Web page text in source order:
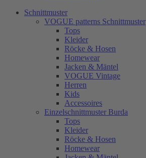
Schnittmuster
VOGUE patterns Schnittmuster
Tops
Kleider
Röcke & Hosen
Homewear
Jacken & Mäntel
VOGUE Vintage
Herren
Kids
Accessoires
Einzelschnittmuster Burda
Tops
Kleider
Röcke & Hosen
Homewear